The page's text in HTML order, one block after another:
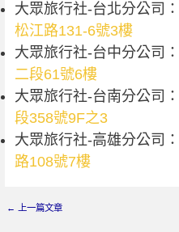
大眾旅行社-台北分公司：
松江路131-6號3樓
大眾旅行社-台中分公司：
二段61號6樓
大眾旅行社-台南分公司：
段358號9F之3
大眾旅行社-高雄分公司：
路108號7樓
← 上一篇文章